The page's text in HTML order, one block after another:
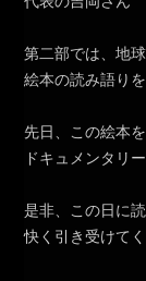
第二部では、地
絵本の読み語り
先日、この絵本
ドキュメンタリ
是非、この日に
快く引き受けて